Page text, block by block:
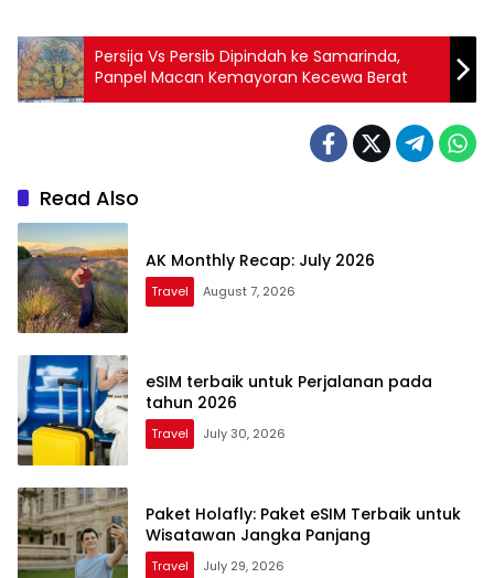
Persija Vs Persib Dipindah ke Samarinda,
Panpel Macan Kemayoran Kecewa Berat
Read Also
AK Monthly Recap: July 2026
Travel August 7, 2026
eSIM terbaik untuk Perjalanan pada
tahun 2026
Travel July 30, 2026
Paket Holafly: Paket eSIM Terbaik untuk
Wisatawan Jangka Panjang
Travel July 29, 2026